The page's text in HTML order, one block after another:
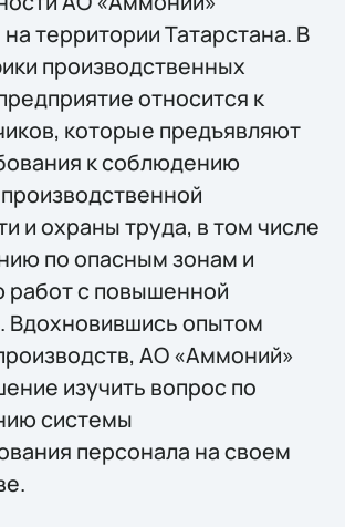
территории Татарстана. В
производственных
относится к
которые предъявляют
к соблюдению
и охраны труда, в том числе
по опасным зонам и
с повышенной
Вдохновившись опытом
АО «Аммоний»
изучить вопрос по
системы
персонала на своем